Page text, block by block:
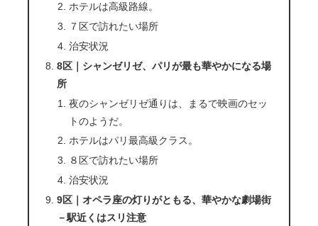
ホテルは高級路線。
７区で訪れたい場所
治安状況
8区｜シャンゼリゼ、パリが最も華やかになる場
所
夜のシャンゼリゼ通りは、まるで映画のセッ
トのようだ。
ホテルはパリ最高級クラス。
８区で訪れたい場所
治安状況
9区｜オペラ座の灯りがともる、華やかな劇場街
－駅近くはスリ注意